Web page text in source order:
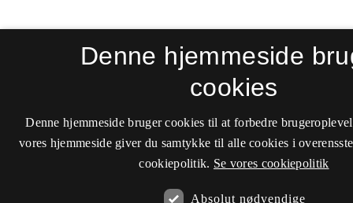
Denne hjemmeside
cookies
Denne hjemmeside bruger cookies til at forbedre
vores hjemmeside giver du samtykke til alle cookies i
cookiepolitik. Se vores cookiepolitik
Absolut nødvendige